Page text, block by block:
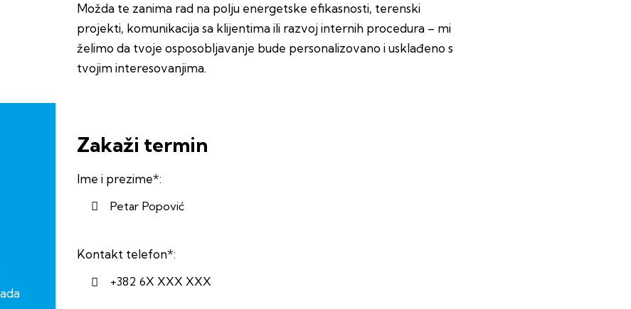
Možda te zanima rad na polju energetske efikasnosti, terenski
projekti, komunikacija sa klijentima ili razvoj internih procedura – mi
želimo da tvoje osposobljavanje bude personalizovano i usklađeno s
tvojim interesovanjima.
Zakaži termin
Ime i prezime*:
Kontakt telefon*: